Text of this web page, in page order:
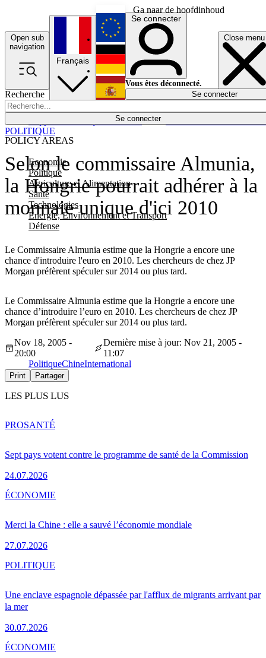
Ga naar de hoofdinhoud
Open sub
navigation
Close menu
Recherche
Se connecter
POLICY AREAS
Economie
Politique
Agriculture et Alimentation
Santé
Technologies
Energie, Environnement et Transport
Défense
Économie
Français
English
Deutsch
Español
Se connecter
Vous êtes déconnecté.
Se connecter
Selon le commissaire Almunia,
la Hongrie pourrait adhérer à la
monnaie unique d'ici 2010
Le Commissaire Almunia estime que la Hongrie a encore une
chance d'introduire l'euro en 2010. Les chercheurs de chez JP
Morgan préfèrent spéculer sur 2014 ou plus tard.
POLITIQUE
Le Commissaire Almunia estime que la Hongrie a encore une
chance d’introduire l’euro en 2010. Les chercheurs de chez JP
Morgan préfèrent spéculer sur 2014 ou plus tard.
Nov 18, 2005 -
20:00
Dernière mise à jour: Nov 21, 2005 -
11:07
PolitiqueChineInternational
Print Partager
LES PLUS LUS
Sept pays votent contre le programme de santé de la Commission
24.07.2026
PROSANTÉ
Merci la Chine : elle a sauvé l’économie mondiale
27.07.2026
ÉCONOMIE
Une enclave espagnole dépassée par l'afflux de migrants arrivant par
la mer
30.07.2026
POLITIQUE
ÉCONOMIE